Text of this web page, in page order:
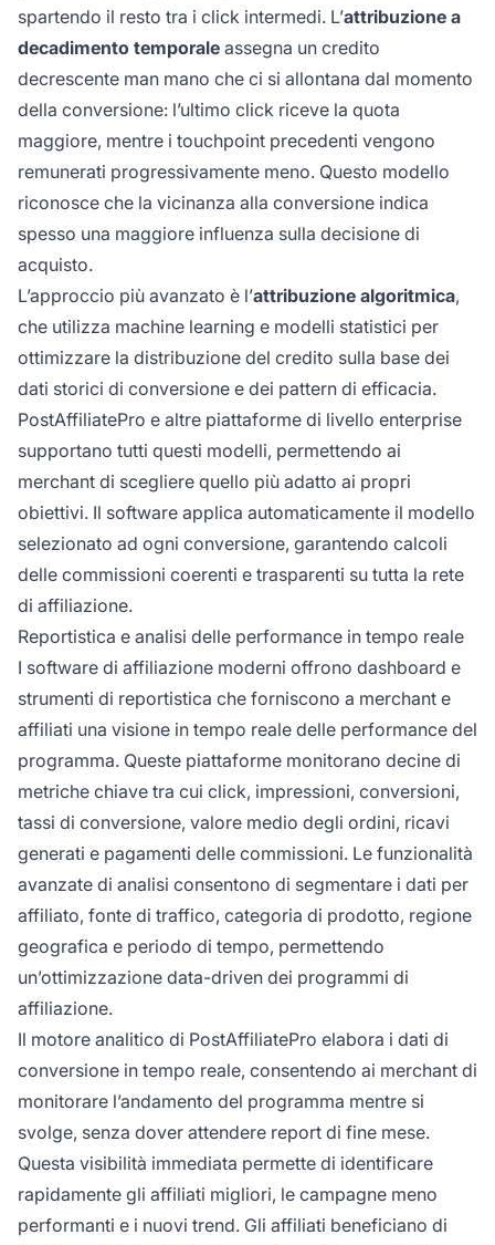
spartendo il resto tra i click intermedi. L’attribuzione a
decadimento temporale assegna un credito
decrescente man mano che ci si allontana dal momento
della conversione: l’ultimo click riceve la quota
maggiore, mentre i touchpoint precedenti vengono
remunerati progressivamente meno. Questo modello
riconosce che la vicinanza alla conversione indica
spesso una maggiore influenza sulla decisione di
acquisto.
L’approccio più avanzato è l’attribuzione algoritmica,
che utilizza machine learning e modelli statistici per
ottimizzare la distribuzione del credito sulla base dei
dati storici di conversione e dei pattern di efficacia.
PostAffiliatePro e altre piattaforme di livello enterprise
supportano tutti questi modelli, permettendo ai
merchant di scegliere quello più adatto ai propri
obiettivi. Il software applica automaticamente il modello
selezionato ad ogni conversione, garantendo calcoli
delle commissioni coerenti e trasparenti su tutta la rete
di affiliazione.
Reportistica e analisi delle performance in tempo reale
I software di affiliazione moderni offrono dashboard e
strumenti di reportistica che forniscono a merchant e
affiliati una visione in tempo reale delle performance del
programma. Queste piattaforme monitorano decine di
metriche chiave tra cui click, impressioni, conversioni,
tassi di conversione, valore medio degli ordini, ricavi
generati e pagamenti delle commissioni. Le funzionalità
avanzate di analisi consentono di segmentare i dati per
affiliato, fonte di traffico, categoria di prodotto, regione
geografica e periodo di tempo, permettendo
un’ottimizzazione data-driven dei programmi di
affiliazione.
Il motore analitico di PostAffiliatePro elabora i dati di
conversione in tempo reale, consentendo ai merchant di
monitorare l’andamento del programma mentre si
svolge, senza dover attendere report di fine mese.
Questa visibilità immediata permette di identificare
rapidamente gli affiliati migliori, le campagne meno
performanti e i nuovi trend. Gli affiliati beneficiano di